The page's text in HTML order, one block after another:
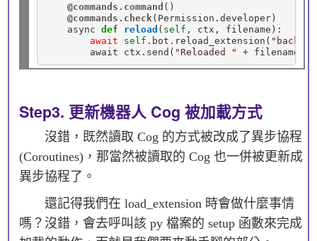
@commands.command ()
@commands.check (Permission . developer)
    async
def reload ( self , ctx, filename):
await
self .bot. reload_extension(
        await ctx
. send( "Reloaded " + filename
Step3. 更新機器人 Cog 被加載方式
沒錯，既然讀取 Cog 的方式被改成了異步協程
(Coroutines)，那當然被讀取的 Cog 也一併被更新成
異步協程了。
還記得我們在 load_extension 時會做什麼事情
嗎？沒錯，會去呼叫該 py 檔案的 setup 函數來完成